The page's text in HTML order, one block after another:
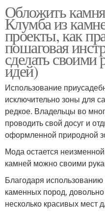
Обложить
Клумба из
проекты, как
пошаговая
сделать
идей)
Использование
исключительно зоны для
редкое. Владельцы во
проводить свой досуг и
оформленной природной
Мода остается
камней можно своими
Благодаря
каменных пород,
несколько красивых мест